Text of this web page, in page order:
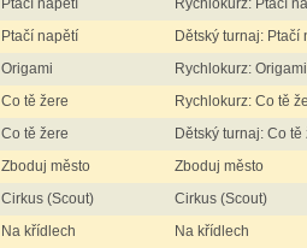
Ptačí napětí Rychlokurz: Ptačí
Ptačí napětí Dětský turnaj: Ptačí
Origami Rychlokurz: Origami
Co tě žere Rychlokurz: Co tě
Co tě žere Dětský turnaj: Co tě
Zboduj město Zboduj město
Cirkus (Scout) Cirkus (Scout)
Na křídlech Na křídlech